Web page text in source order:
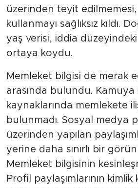
üzerinden teyit
kullanmayı sağlıksız kıldı.
yaş verisi, iddia düzeyindeki
ortaya koydu.
Memleket bilgisi de merak
arasında bulundu. Kamuya
kaynaklarında memlekete
bulunmadı. Sosyal medya
üzerinden yapılan
yerine daha sınırlı bir
Memleket bilgisinin
Profil paylaşımlarının kimlik